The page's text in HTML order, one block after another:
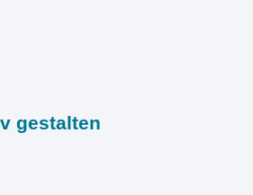
gestalten